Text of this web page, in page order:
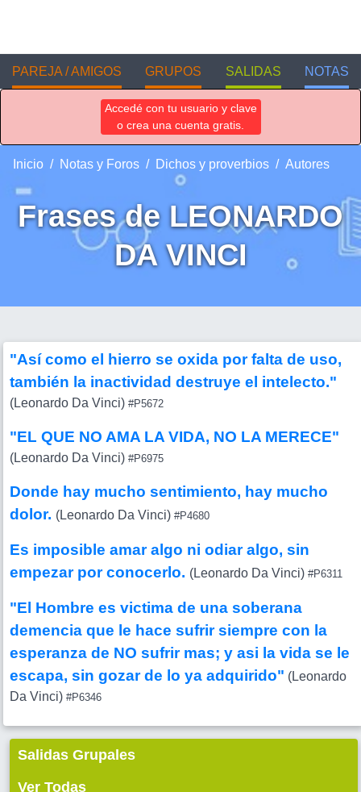
PAREJA / AMIGOS GRUPOS SALIDAS NOTAS
Accedé con tu usuario y clave
o crea una cuenta gratis.
Inicio Notas y Foros Dichos y proverbios Autores
Frases de LEONARDO
DA VINCI
"Así como el hierro se oxida por falta de uso,
también la inactividad destruye el intelecto."
(Leonardo Da Vinci) #P5672
"EL QUE NO AMA LA VIDA, NO LA MERECE"
(Leonardo Da Vinci) #P6975
Donde hay mucho sentimiento, hay mucho
dolor. (Leonardo Da Vinci) #P4680
Es imposible amar algo ni odiar algo, sin
empezar por conocerlo. (Leonardo Da Vinci) #P6311
"El Hombre es victima de una soberana
demencia que le hace sufrir siempre con la
esperanza de NO sufrir mas; y asi la vida se le
escapa, sin gozar de lo ya adquirido" (Leonardo
Da Vinci) #P6346
Salidas Grupales
Ver Todas